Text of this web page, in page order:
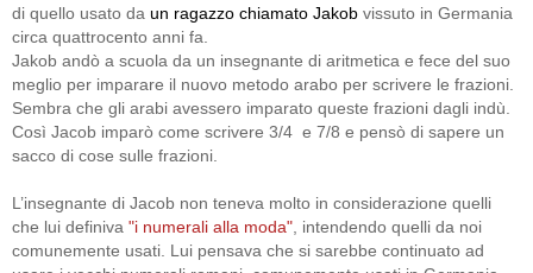
di quello usato da un ragazzo chiamato Jakob vissuto in Germania
circa quattrocento anni fa.
Jakob andò a scuola da un insegnante di aritmetica e fece del suo
meglio per imparare il nuovo metodo arabo per scrivere le frazioni.
Sembra che gli arabi avessero imparato queste frazioni dagli indù.
Così Jacob imparò come scrivere 3/4 e 7/8 e pensò di sapere un
sacco di cose sulle frazioni.
L’insegnante di Jacob non teneva molto in considerazione quelli
che lui definiva "i numerali alla moda" , intendendo quelli da noi
comunemente usati. Lui pensava che si sarebbe continuato ad